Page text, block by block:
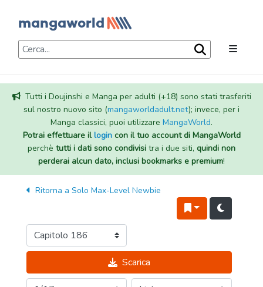
Tutti i Doujinshi e Manga per adulti (+18) sono stati trasferiti
sul nostro nuovo sito (mangaworldadult.net); invece, per i
Manga classici, puoi utilizzare MangaWorld.
Potrai effettuare illogincon il tuo account di MangaWorld
perchè tutti i dati sono condivisi tra i due siti, quindi non
perderai alcun dato, inclusi bookmarks e premium!
Ritorna a Solo Max-Level Newbie
Scarica